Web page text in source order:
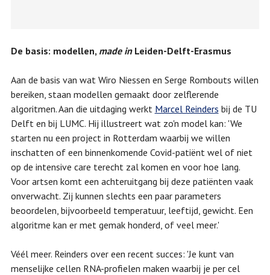
De basis: modellen, made inLeiden-Delft-Erasmus
Aan de basis van wat Wiro Niessen en Serge Rombouts willen
bereiken, staan modellen gemaakt door zelflerende
algoritmen. Aan die uitdaging werkt Marcel Reinders bij de TU
Delft en bij LUMC. Hij illustreert wat zo'n model kan: 'We
starten nu een project in Rotterdam waarbij we willen
inschatten of een binnenkomende Covid-patiënt wel of niet
op de intensive care terecht zal komen en voor hoe lang.
Voor artsen komt een achteruitgang bij deze patiënten vaak
onverwacht. Zij kunnen slechts een paar parameters
beoordelen, bijvoorbeeld temperatuur, leeftijd, gewicht. Een
algoritme kan er met gemak honderd, of veel meer.'
Véél meer. Reinders over een recent succes: 'Je kunt van
menselijke cellen RNA-profielen maken waarbij je per cel